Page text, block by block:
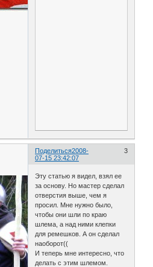
Поделиться 3
2008-
07-15 23:42:07
Эту статью я видел, взял ее
за основу. Но мастер сделал
отверстия выше, чем я
просил. Мне нужно было,
чтобы они шли по краю
шлема, а над ними клепки
для ремешков. А он сделал
наоборот((
И теперь мне интересно, что
делать с этим шлемом.